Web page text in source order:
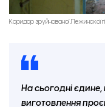
Коридор зруйнованої Лежинскої
На сьогодні
виготовлення